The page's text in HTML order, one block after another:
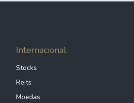
Internacional
Stocks
Reits
Moedas